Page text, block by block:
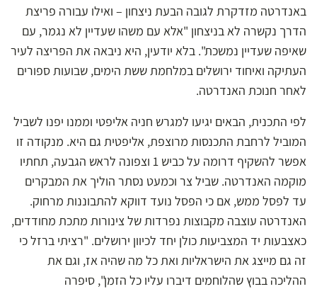
באנדרטה מזדקרת לגובה הבעת ניצחון – ואילו עבורה פריצת
הדרך נקשרה לא בניצחון "אלא עם משהו שעדיין לא נגמר, עם
שאיפה שעדיין נמשכת". בלא יודעין, היא ניבאה את הפריצה לעיר
העתיקה ואיחוד ירושלים במלחמת ששת הימים, שבועות ספורים
לאחר חנוכת האנדרטה.
לפי התכנית, הבאים יגיעו למגרש חניה אליפטי וממנו יפנו לשביל
המוביל לרחבת התכנסות מרוצפת, אליפטית גם היא. מנקודה זו
אפשר להשקיף דרומה על כביש 1 וצפונה לראש הגבעה, תחתיו
מוקמה האנדרטה. שביל צר וכמעט נסתר הוליך את המבקרים
עד לפסל ממש, אם כי הפסל נועד דווקא להתבוננות מרחוק.
האנדרטה עוצבה מקבוצות נפרדות של צינורות מתכת מחודדים,
כאצבעות יד המצביעות כולן יחד לכיוון ירושלים. "רציתי ברזל כי
זה גם מייצג את הישראליות ואת כל מה שהיה אז, וגם את
ההליכה בבוץ שהלוחמים דיברו עליו כל הזמן", סיפרה